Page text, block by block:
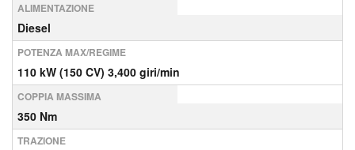
ALIMENTAZIONE
Diesel
POTENZA MAX/REGIME
110 kW (150 CV) 3,400 giri/min
COPPIA MASSIMA
350 Nm
TRAZIONE